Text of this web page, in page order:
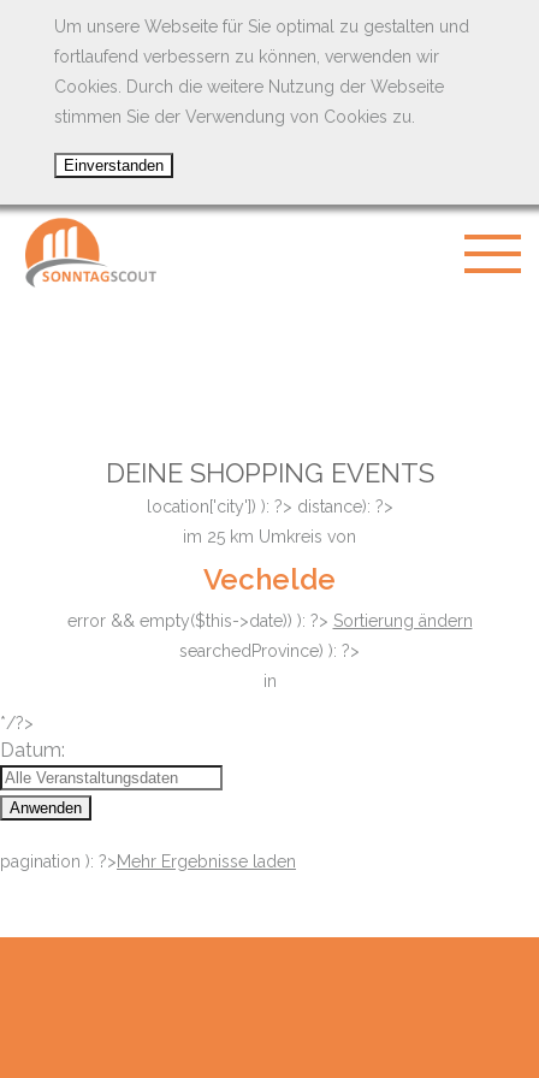
Um unsere Webseite für Sie optimal zu gestalten und
fortlaufend verbessern zu können, verwenden wir
Cookies. Durch die weitere Nutzung der Webseite
stimmen Sie der Verwendung von Cookies zu.
DEINE SHOPPING EVENTS
location['city']) ): ?> distance): ?>
im 25 km Umkreis von
Vechelde
error && empty($this->date)) ): ?> Sortierung ändern
searchedProvince) ): ?>
in
*/?>
Datum:
Anwenden
pagination ): ?>Mehr Ergebnisse laden